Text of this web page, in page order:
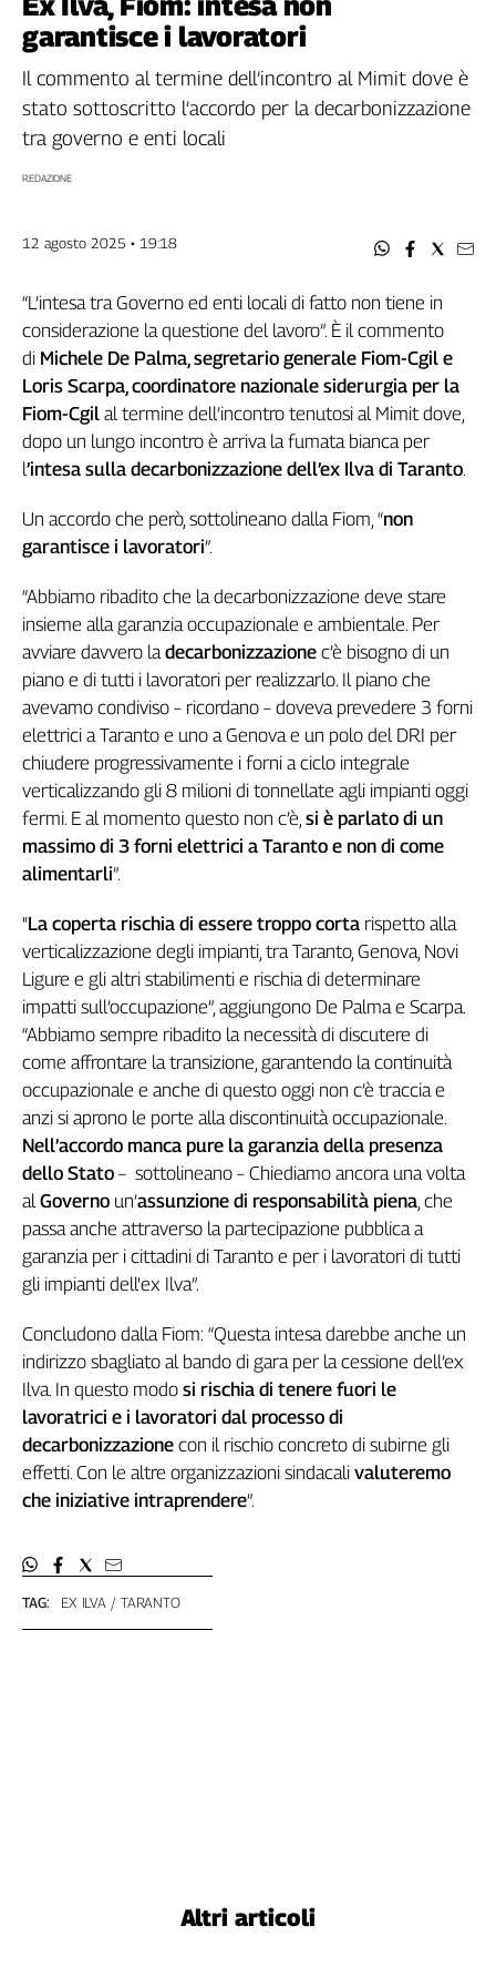
Filcams
Filctem
Fillea
Filt
Fiom
Flai
Fp
Slc
Spi
Inca
Caaf
Speciali
G8
Genova,
il
della
ragione
anni
Cgil
Collettiva
Academy
Collettiva
Play
Rubriche
Collettiva
La
settimana
Collettiva
Girasoli
Il
Economica
Tech
It
Easy
Inserti
Idea
Diffusa
Le
trasmissioni
tv
Work
Progress
L'Italia
Lavoro
Territori
garantisce i lavoratori
Il commento al termine dell’incontro al Mimit dove è
stato sottoscritto l’accordo per la decarbonizzazione
tra governo e enti locali
REDAZIONE
12 agosto 2025 • 19:18
TAG: EX ILVA TARANTO
“L’intesa tra Governo ed enti locali di fatto non tiene in
considerazione la questione del lavoro”. È il commento
di Michele De Palma, segretario generale Fiom-Cgil e
Loris Scarpa, coordinatore nazionale siderurgia per la
Fiom-Cgil al termine dell’incontro tenutosi al Mimit dove,
dopo un lungo incontro è arriva la fumata bianca per
l’intesa sulla decarbonizzazione dell’ex Ilva di Taranto.
Un accordo che però, sottolineano dalla Fiom, “non
garantisce i lavoratori”.
“Abbiamo ribadito che la decarbonizzazione deve stare
insieme alla garanzia occupazionale e ambientale. Per
avviare davvero ladecarbonizzazione c’è bisogno di un
piano e di tutti i lavoratori per realizzarlo. Il piano che
avevamo condiviso – ricordano – doveva prevedere 3 forni
elettrici a Taranto e uno a Genova e un polo del DRI per
chiudere progressivamente i forni a ciclo integrale
verticalizzando gli 8 milioni di tonnellate agli impianti oggi
fermi. E al momento questo non c’è, si è parlato di un
massimo di 3 forni elettrici a Taranto e non di come
alimentarli”.
"La coperta rischia di essere troppo corta rispetto alla
verticalizzazione degli impianti, tra Taranto, Genova, Novi
Ligure e gli altri stabilimenti e rischia di determinare
impatti sull’occupazione”, aggiungono De Palma e Scarpa.
“Abbiamo sempre ribadito la necessità di discutere di
come affrontare la transizione, garantendo la continuità
occupazionale e anche di questo oggi non c’è traccia e
anzi si aprono le porte alla discontinuità occupazionale.
Nell’accordo manca pure la garanzia della presenza
dello Stato – sottolineano – Chiediamo ancora una volta
alGoverno un’assunzione di responsabilità piena, che
passa anche attraverso la partecipazione pubblica a
garanzia per i cittadini di Taranto e per i lavoratori di tutti
gli impianti dell'ex Ilva”.
Concludono dalla Fiom: “Questa intesa darebbe anche un
indirizzo sbagliato al bando di gara per la cessione dell’ex
Ilva. In questo modo si rischia di tenere fuori le
lavoratrici e i lavoratori dal processo di
decarbonizzazione con il rischio concreto di subirne gli
effetti. Con le altre organizzazioni sindacali valuteremo
che iniziative intraprendere”.
Altri articoli